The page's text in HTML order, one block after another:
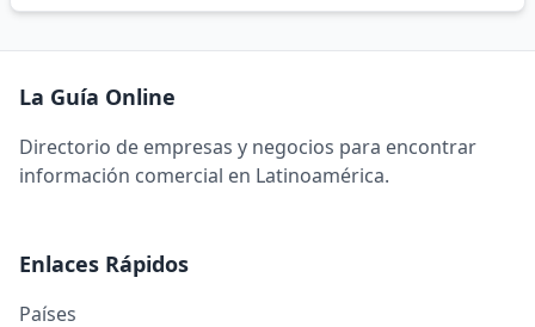
La Guía Online
Directorio de empresas y negocios para encontrar
información comercial en Latinoamérica.
Enlaces Rápidos
Países